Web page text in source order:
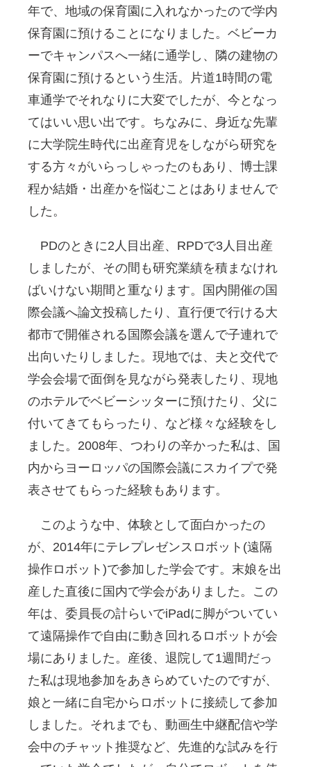
年で、地域の保育園に入れなかったので学内
保育園に預けることになりました。ベビーカ
ーでキャンパスへ一緒に通学し、隣の建物の
保育園に預けるという生活。片道1時間の電
車通学でそれなりに大変でしたが、今となっ
てはいい思い出です。ちなみに、身近な先輩
に大学院生時代に出産育児をしながら研究を
する方々がいらっしゃったのもあり、博士課
程か結婚・出産かを悩むことはありませんで
した。
PDのときに2人目出産、RPDで3人目出産
しましたが、その間も研究業績を積まなけれ
ばいけない期間と重なります。国内開催の国
際会議へ論文投稿したり、直行便で行ける大
都市で開催される国際会議を選んで子連れで
出向いたりしました。現地では、夫と交代で
学会会場で面倒を見ながら発表したり、現地
のホテルでベビーシッターに預けたり、父に
付いてきてもらったり、など様々な経験をし
ました。2008年、つわりの辛かった私は、国
内からヨーロッパの国際会議にスカイプで発
表させてもらった経験もあります。
このような中、体験として面白かったの
が、2014年にテレプレゼンスロボット(遠隔
操作ロボット)で参加した学会です。末娘を出
産した直後に国内で学会がありました。この
年は、委員長の計らいでiPadに脚がついてい
て遠隔操作で自由に動き回れるロボットが会
場にありました。産後、退院して1週間だっ
た私は現地参加をあきらめていたのですが、
娘と一緒に自宅からロボットに接続して参加
しました。それまでも、動画生中継配信や学
会中のチャット推奨など、先進的な試みを行